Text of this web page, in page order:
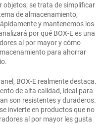
objetos; se trata de simplificar
de almacenamiento,
y mantenemos los
por qué BOX-E es una
al por mayor y cómo
para ahorrar
BOX-E realmente destaca.
de alta calidad, ideal para
son resistentes y duraderos.
invierte en productos que no
al por mayor les gusta